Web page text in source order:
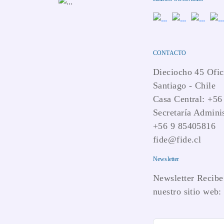
CONTACTO
Dieciocho 45
Santiago - Chile
Casa Central:
Secretaría
+56 9 85405816
fide@fide.cl
Newsletter
Newsletter
nuestro sitio web: